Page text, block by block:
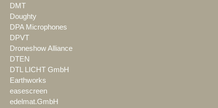
DMT
Doughty
DPA Microphones
DPVT
Droneshow Alliance
DTEN
DTL LICHT GmbH
Earthworks
easescreen
edelmat.GmbH